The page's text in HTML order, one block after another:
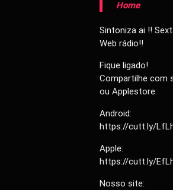
Home
Sintoniza ai !!
Web rádio!!
Fique ligado!
Compartilhe com
ou Applestore.
Android:
https://cutt.ly/
Apple:
https://cutt.ly/
Nosso site: